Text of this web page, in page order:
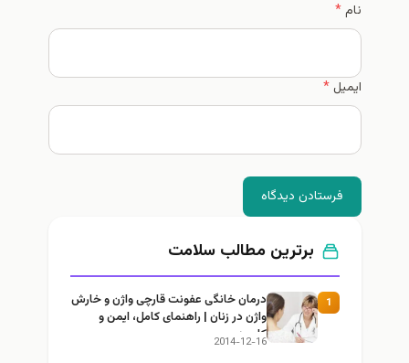
نام*
ایمیل*
فرستادن دیدگاه
برترین مطالب سلامت
1
درمان خانگی عفونت قارچی واژن و خارش
واژن در زنان | راهنمای کامل، ایمن و
کاربردی
2014-12-16